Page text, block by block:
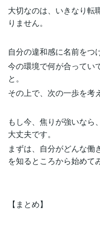
大切なのは、いきなり転
りません。
自分の違和感に名前をつ
今の環境で何が合ってい
と。
その上で、次の一歩を考
もし今、焦りが強いなら
大丈夫です。
まずは、自分がどんな働
を知るところから始めて
【まとめ】